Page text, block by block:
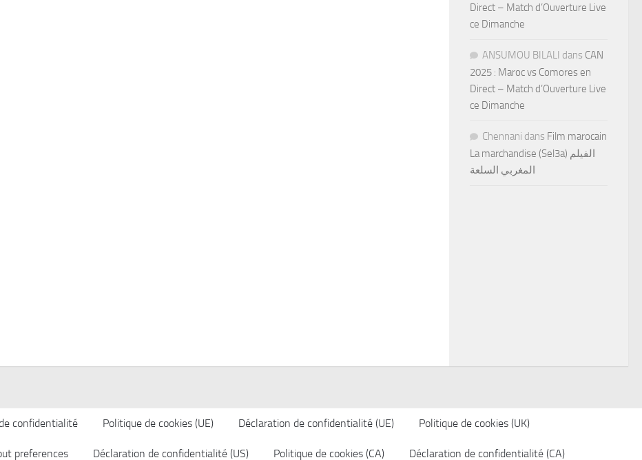
Direct – Match d’Ouverture Live
ce Dimanche
ANSUMOU BILALI dans CAN
2025 : Maroc vs Comores en
Direct – Match d’Ouverture Live
ce Dimanche
Chennani dans Film marocain
La marchandise (Sel3a) الفيلم
المغربي السلعة
confidentialité Politique de cookies (UE) Déclaration de confidentialité (UE) Politique de cookies (UK)
preferences Déclaration de confidentialité (US) Politique de cookies (CA) Déclaration de confidentialité (CA)